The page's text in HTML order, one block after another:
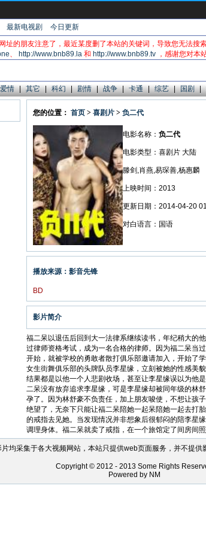
最新电视剧
今日更新
址的朋友注意了，最近某度删了本站的关键词，导致您无法搜
、 http://www.bnb89.la 和 http://www.bnb89.tv ，感谢您对本
爱情 | 其它 | 科幻 | 剧情 | 战争 | 卡通 | 综艺 | 国剧 |
您的位置： 首页 > 喜剧片 > 负二代
电影名称： 负二代
电影类型：喜剧片 大陆
滕剑,肖燕,易琛善,杨惠麟
上映时间：2013
更新日期：2014-04-20
对白语言：国语
播放来源：影音先锋
BD
影片简介
福二呆以退伍后回到大一法律系继续读书，年纪稍大的
过律师资格考试，成为一名合格的律师。因为福二呆当
开始，就被学校的勇敢者散打俱乐部邀请加入，开始了
女生街舞俱乐部的头牌队员李星缘，立刻被她的性感美
结果都是以他一个人悲剧收场，甚至让李星缘误以为他
二呆没有放弃追求李星缘，可是李星缘却被同年级的林
孕了。因为林舒豪不负责任，加上朋友唆使，不想让孩
绝望了，无奈下只能让福二呆陪她一起呆陪她一起去打
的戒指去见她。当发现情况并非想象后很郁闷的陪李星
调理身体。福二呆就卖了戒指，在一个旅馆定了间房间
均采集于各大视频网站，本站只提供web页面服务，并不提供
Copyright © 2012 - 2013 Some Rights
Powered by NM